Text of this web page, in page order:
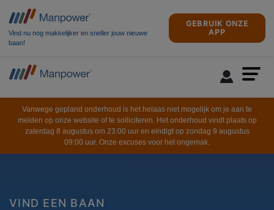
Vind nu nog makkelijker en sneller jouw nieuwe
baan!
GEBRUIK ONZE
APP
Vanwege gepland onderhoud is het helaas niet mogelijk om je aan te
melden op onze website of te solliciteren. Het onderhoud vindt plaats op
zaterdag 8 augustus om 23:00 uur en eindigt op zondag 9 augustus
09:00 uur. Onze excuses voor het ongemak.
VIND EEN BAAN